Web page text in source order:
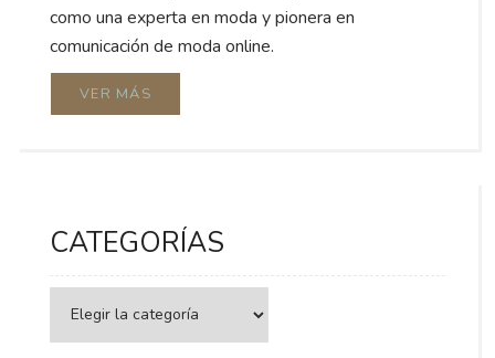
como una experta en moda y pionera en
comunicación de moda online.
VER MÁS
CATEGORÍAS